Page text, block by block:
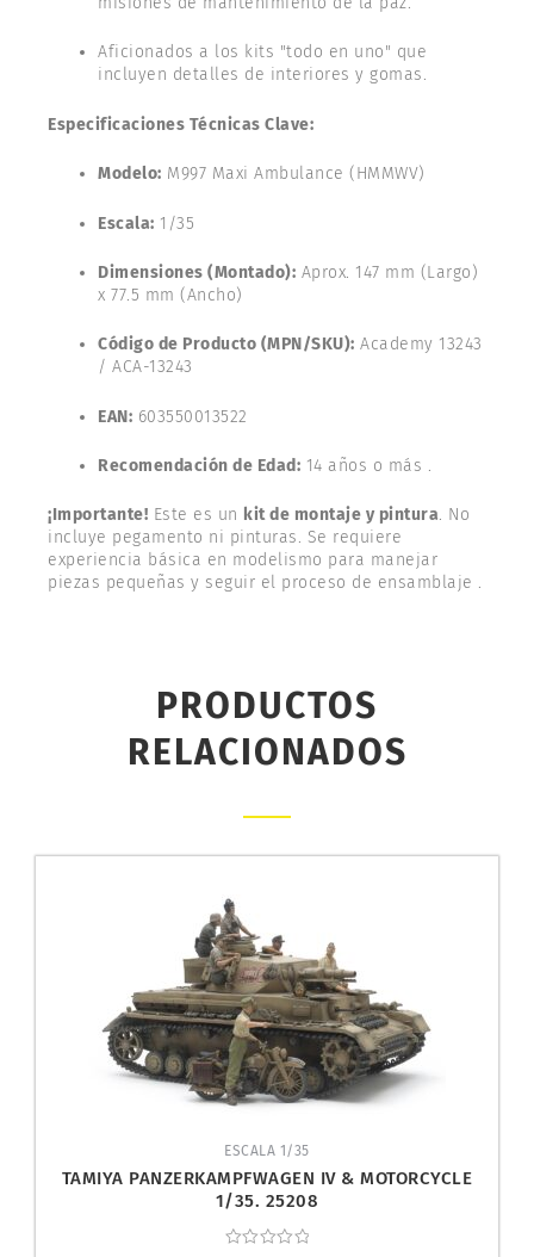
Aficionados a los kits "todo en uno" que
incluyen detalles de interiores y gomas.
Especificaciones Técnicas Clave:
Modelo: M997 Maxi Ambulance (HMMWV)
Escala: 1/35
Dimensiones (Montado): Aprox. 147 mm (Largo)
x 77.5 mm (Ancho)
Código de Producto (MPN/SKU): Academy 13243
/ ACA-13243
EAN: 603550013522
Recomendación de Edad: 14 años o más .
¡Importante! Este es un kit de montaje y pintura. No
incluye pegamento ni pinturas. Se requiere
experiencia básica en modelismo para manejar
piezas pequeñas y seguir el proceso de ensamblaje .
PRODUCTOS
RELACIONADOS
ESCALA 1/35
TAMIYA PANZERKAMPFWAGEN IV & MOTORCYCLE
1/35. 25208